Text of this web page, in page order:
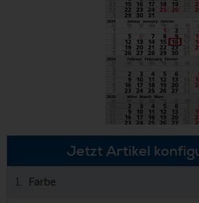
Jetzt Artikel
1. Farbe